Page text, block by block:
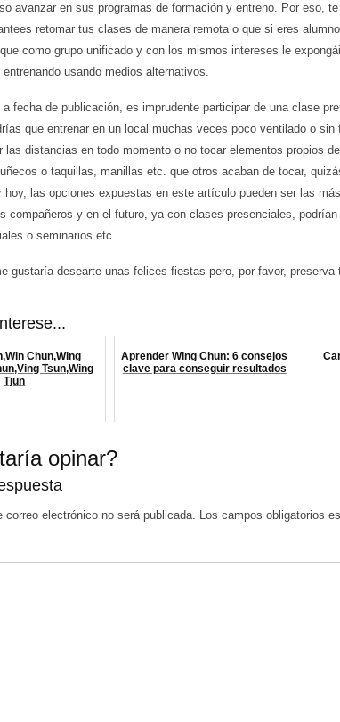
avanzar en sus programas de formación y entreno. Por eso,
retomar tus clases de manera remota o que si eres
como grupo unificado y con los mismos intereses le
usando medios alternativos.
a fecha de publicación, es imprudente participar de una clase
que entrenar en un local muchas veces poco ventilado o sin
las distancias en todo momento o no tocar elementos propios
o taquillas, manillas etc. que otros acaban de tocar,
hoy, las opciones expuestas en este artículo pueden ser las
compañeros y en el futuro, ya con clases presenciales,
o seminarios etc.
gustaría desearte unas felices fiestas pero, por favor,
Chun,Wing
Tsun,Wing
Tjun
Aprender Wing Chun: 6 consejos
clave para conseguir resultados
opinar?
correo electrónico no será publicada. Los campos obligatorios